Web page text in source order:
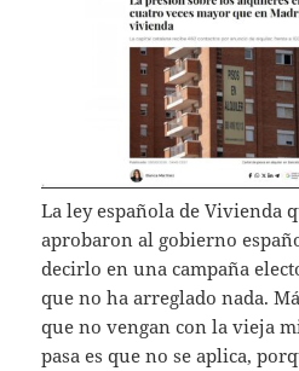
La ley española de Vivienda
aprobaron al gobierno
decirlo en una campaña
que no ha arreglado nada.
que no vengan con la vieja
pasa es que no se aplica,